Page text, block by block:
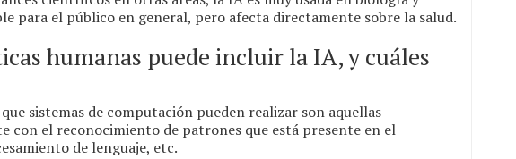
para el público en general, pero afecta directamente sobre la salud.
humanas puede incluir la IA, y cuáles
sistemas de computación pueden realizar son aquellas
con el reconocimiento de patrones que está presente en el
de lenguaje, etc.